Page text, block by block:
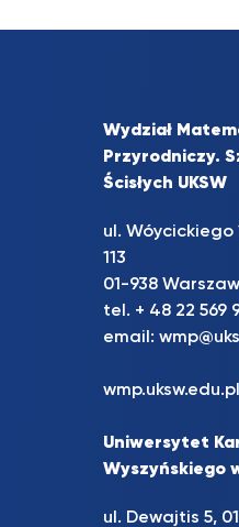
Wydział
Przyrodniczy.
Ścisłych UKSW
ul. Wóycickiego
113
01-938
tel. + 48 22 569
email:
wmp.uksw.edu.pl
Uniwersytet
Wyszyńskiego
ul. Dewajtis 5,